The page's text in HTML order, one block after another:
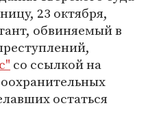
23 октября,
обвиняемый в
со ссылкой на
остаться